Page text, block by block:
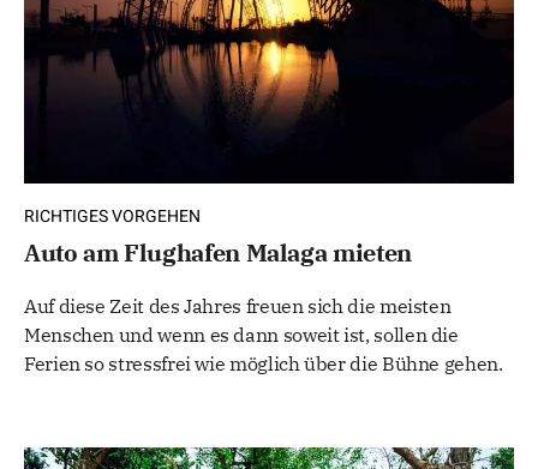
RICHTIGES VORGEHEN
Auto am Flughafen Malaga mieten
Auf diese Zeit des Jahres freuen sich die meisten
Menschen und wenn es dann soweit ist, sollen die
Ferien so stressfrei wie möglich über die Bühne gehen.